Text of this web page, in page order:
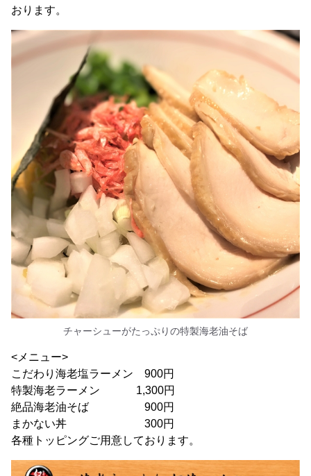
おります。
チャーシューがたっぷりの特製海老油そば
<メニュー>
こだわり海老塩ラーメン 900円
特製海老ラーメン 1,300円
絶品海老油そば 900円
まかない丼 300円
各種トッピングご用意しております。